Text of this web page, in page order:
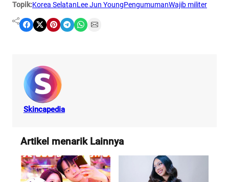
Topik:Korea SelatanLee Jun YoungPengumumanWajib militer
Share on Facebook Share on X Share on Pinterest Share on Telegram Share on WhatsApp Share on Email
Skincapedia
Artikel menarik Lainnya